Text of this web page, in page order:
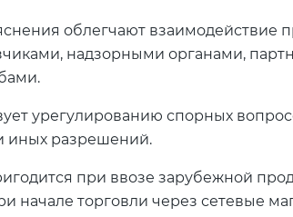
облегчают взаимодействие
надзорными органами,
урегулированию спорных
иных разрешений.
при ввозе зарубежной
начале торговли через сетевые